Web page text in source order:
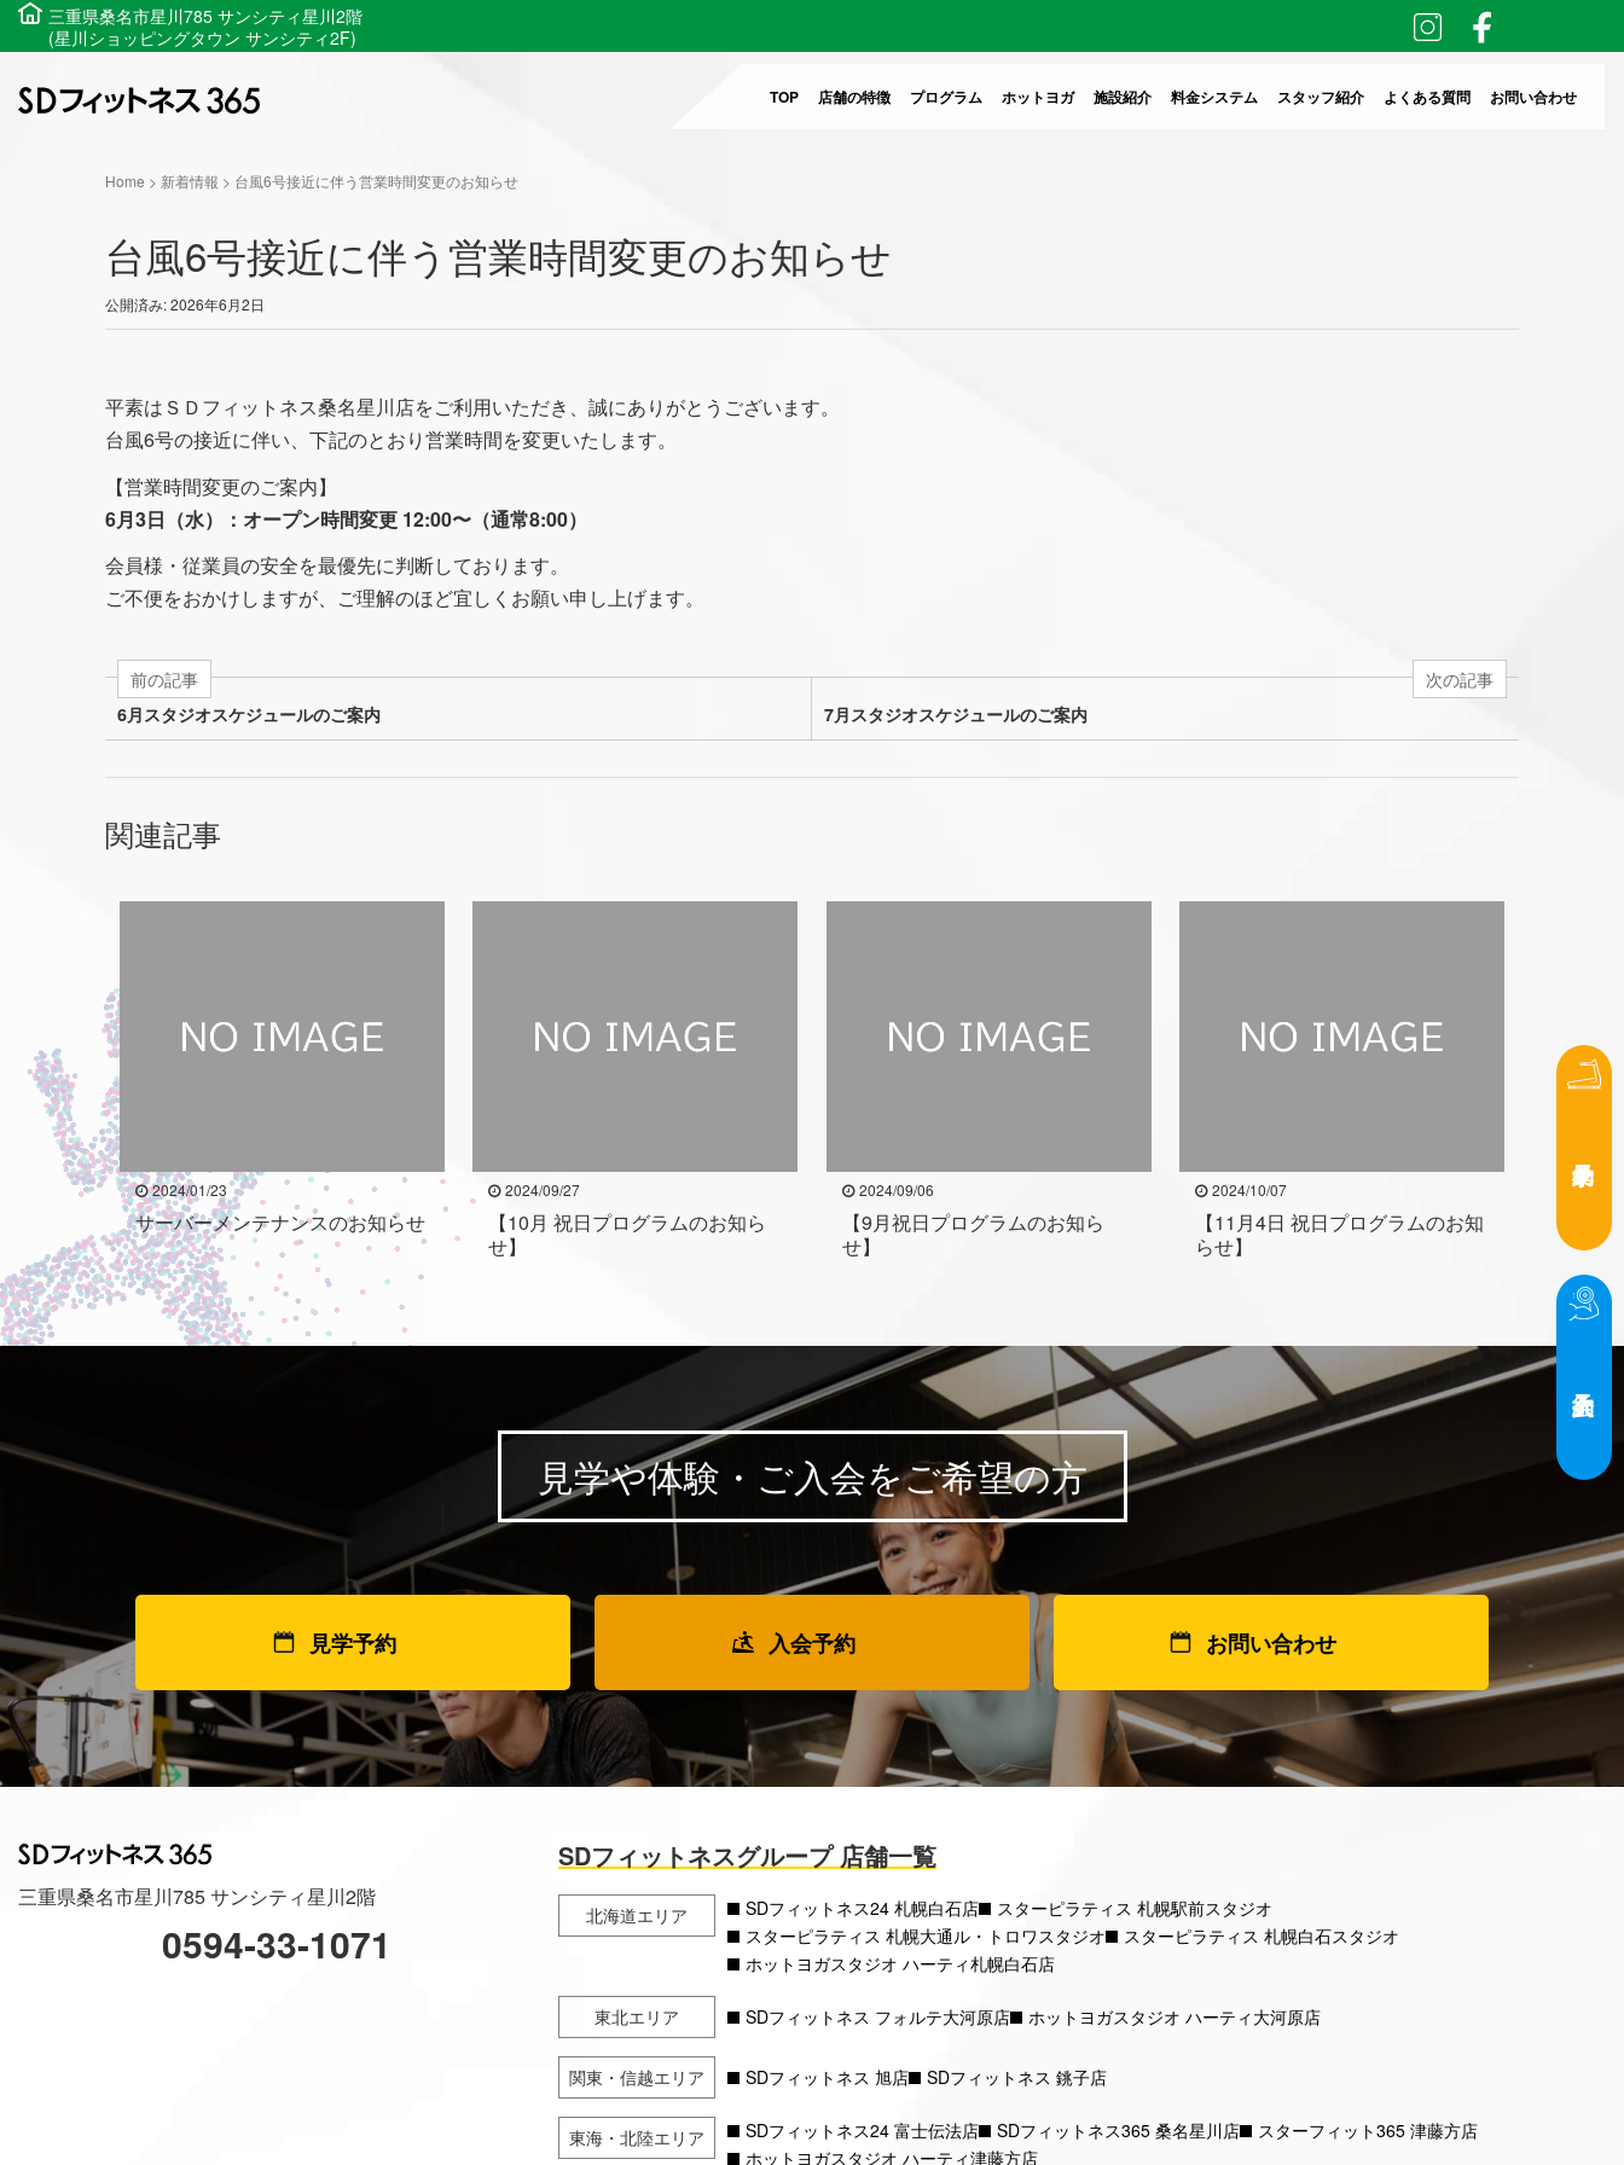
三重県桑名市星川785 サンシティ星川2階
(星川ショッピングタウン サンシティ2F)
TOP 店舗の特徴 プログラム ホットヨガ 施設紹介 料金システム スタッフ紹介 よくある質問 お問い合わせ
Home > 新着情報 > 台風6号接近に伴う営業時間変更のお知らせ
台風6号接近に伴う営業時間変更のお知らせ
公開済み: 2026年6月2日
平素はＳＤフィットネス桑名星川店をご利用いただき、誠にありがとうございます。
台風6号の接近に伴い、下記のとおり営業時間を変更いたします。
【営業時間変更のご案内】
6月3日（水）：オープン時間変更 12:00〜（通常8:00）
会員様・従業員の安全を最優先に判断しております。
ご不便をおかけしますが、ご理解のほど宜しくお願い申し上げます。
前の記事
6月スタジオスケジュールのご案内
次の記事
7月スタジオスケジュールのご案内
関連記事
2024/01/23
サーバーメンテナンスのお知らせ
2024/09/27
【10月 祝日プログラムのお知ら
せ】
2024/09/06
【9月祝日プログラムのお知ら
せ】
2024/10/07
【11月4日 祝日プログラムのお知
らせ】
見学や体験・ご入会をご希望の方
見学予約 入会予約 お問い合わせ
三重県桑名市星川785 サンシティ星川2階
0594-33-1071
SDフィットネスグループ 店舗一覧
北海道エリア SDフィットネス24 札幌白石店
スターピラティス 札幌駅前スタジオ
スターピラティス 札幌大通ル・トロワスタジオ
スターピラティス 札幌白石スタジオ
ホットヨガスタジオ ハーティ札幌白石店
東北エリア SDフィットネス フォルテ大河原店 ホットヨガスタジオ ハーティ大河原店
関東・信越エリア SDフィットネス 旭店 SDフィットネス 銚子店
東海・北陸エリア SDフィットネス24 富士伝法店 SDフィットネス365 桑名星川店
スターフィット365 津藤方店
ホットヨガスタジオ ハーティ津藤方店